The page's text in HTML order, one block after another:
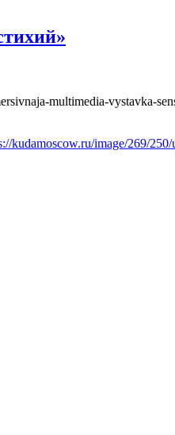
multimedia-vystavka-
kudamoscow.ru/image/269/